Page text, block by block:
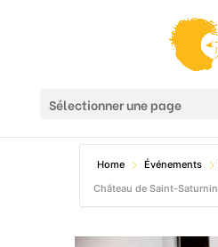
Sélectionner une page
Home Événements
Château de Saint-Saturnin